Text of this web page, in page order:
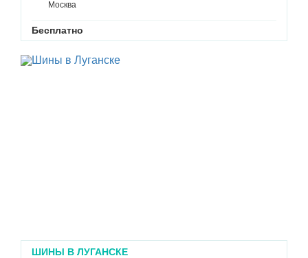
Москва
Бесплатно
ШИНЫ В ЛУГАНСКЕ